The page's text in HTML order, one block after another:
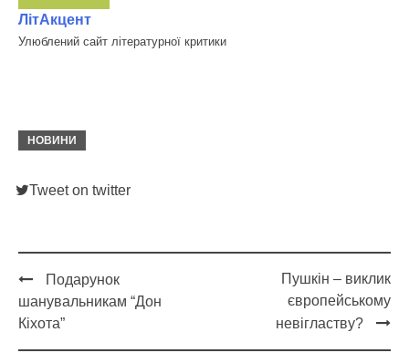
ЛітАкцент
Улюблений сайт літературної критики
НОВИНИ
Tweet on twitter
Post
navigation
Подарунок
шанувальникам “Дон
Кіхота”
Пушкін – виклик
європейському
невігластву?